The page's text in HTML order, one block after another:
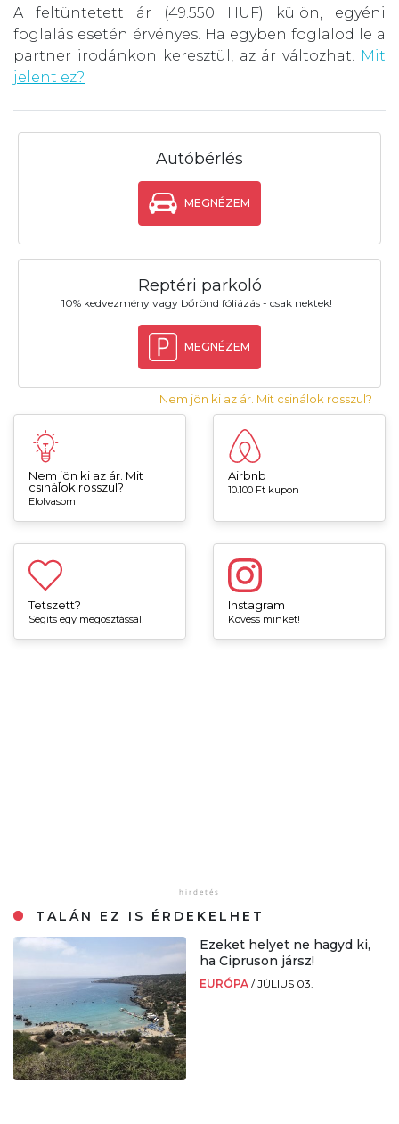
A feltüntetett ár (49.550 HUF) külön, egyéni
foglalás esetén érvényes. Ha egyben foglalod le a
partner irodánkon keresztül, az ár változhat. Mit
jelent ez?
Autóbérlés
MEGNÉZEM
Reptéri parkoló
10% kedvezmény vagy bőrönd fóliázás - csak nektek!
MEGNÉZEM
Nem jön ki az ár. Mit csinálok rosszul?
Nem jön ki az ár. Mit
csinálok rosszul?
Elolvasom
Airbnb
10.100 Ft kupon
Tetszett?
Segíts egy megosztással!
Instagram
Kövess minket!
TALÁN EZ IS ÉRDEKELHET
Ezeket helyet ne hagyd ki,
ha Cipruson jársz!
EURÓPA /JÚLIUS 03.